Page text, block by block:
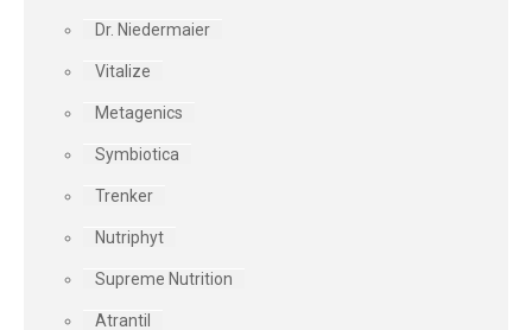
Dr. Niedermaier
Vitalize
Metagenics
Symbiotica
Trenker
Nutriphyt
Supreme Nutrition
Atrantil